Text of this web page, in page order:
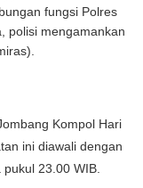
fungsi Polres
polisi mengamankan
Kompol Hari
ini diawali dengan
23.00 WIB.